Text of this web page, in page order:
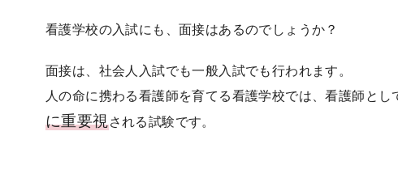
看護学校の入試にも、面接はあるのでしょうか？
面接は、社会人入試でも一般入試でも行われます。
人の命に携わる看護師を育てる看護学校では、看護師と
に重要視される試験です。